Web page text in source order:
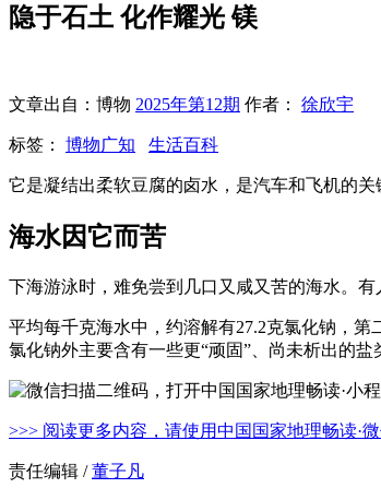
隐于石土 化作耀光 镁
文章出自：博物 2025年第12期 作者： 徐欣宇
标签： 博物广知 生活百科
它是凝结出柔软豆腐的卤水，是汽车和飞机的
海水因它而苦
下海游泳时，难免尝到几口又咸又苦的海水。
平均每千克海水中，约溶解有27.2克氯化钠，
氯化钠外主要含有一些更“顽固”、尚未析出的盐
>>> 阅读更多内容，请使用中国国家地理畅读·
责任编辑 /董子凡